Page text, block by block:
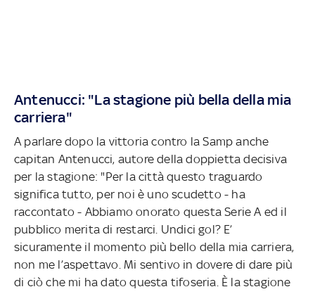
Antenucci: "La stagione più bella della mia
carriera"
A parlare dopo la vittoria contro la Samp anche
capitan Antenucci, autore della doppietta decisiva
per la stagione: "Per la città questo traguardo
significa tutto, per noi è uno scudetto - ha
raccontato - Abbiamo onorato questa Serie A ed il
pubblico merita di restarci. Undici gol? E’
sicuramente il momento più bello della mia carriera,
non me l’aspettavo. Mi sentivo in dovere di dare più
di ciò che mi ha dato questa tifoseria. È la stagione